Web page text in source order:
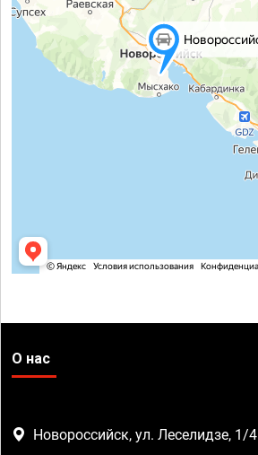
О нас
Новороссийск, ул. Леселидзе, 1/4